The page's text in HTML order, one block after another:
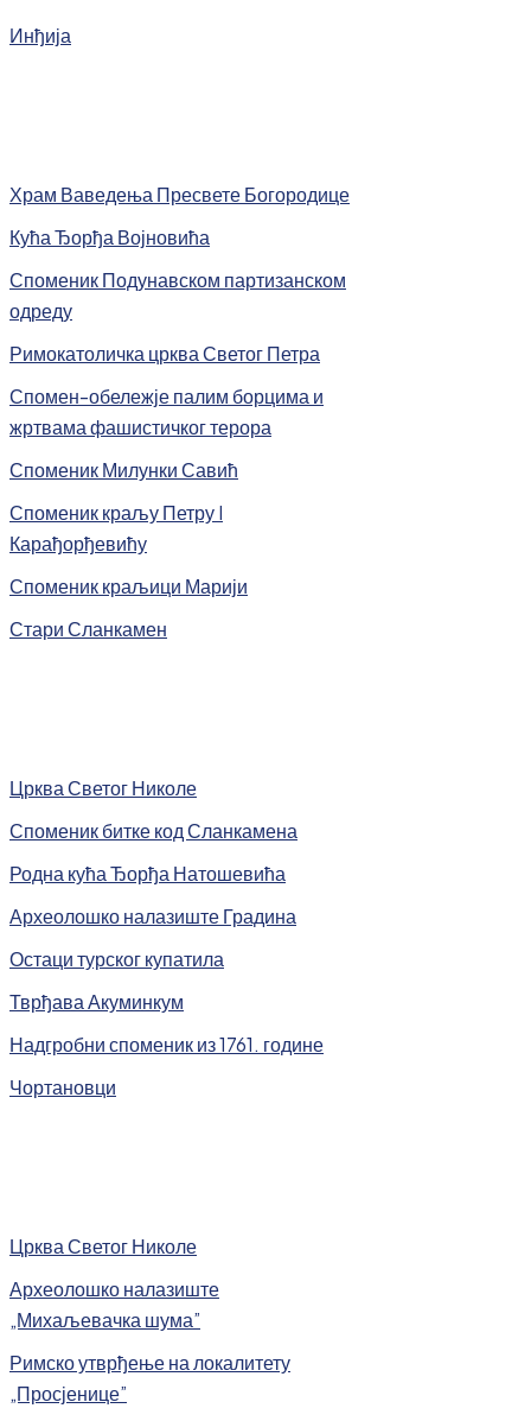
Инђија
Храм Ваведења Пресвете Богородице
Кућа Ђорђа Војновића
Споменик Подунавском партизанском
одреду
Римокатоличка црква Светог Петра
Спомен-обележје палим борцима и
жртвама фашистичког терора
Споменик Милунки Савић
Споменик краљу Петру I
Карађорђевићу
Споменик краљици Марији
Стари Сланкамен
Црква Светог Николе
Споменик битке код Сланкамена
Родна кућа Ђорђа Натошевића
Археолошко налазиште Градина
Остаци турског купатила
Тврђава Акуминкум
Надгробни споменик из 1761. године
Чортановци
Црква Светог Николе
Археолошко налазиште
„Михаљевачка шума”
Римско утврђење на локалитету
„Просјенице”